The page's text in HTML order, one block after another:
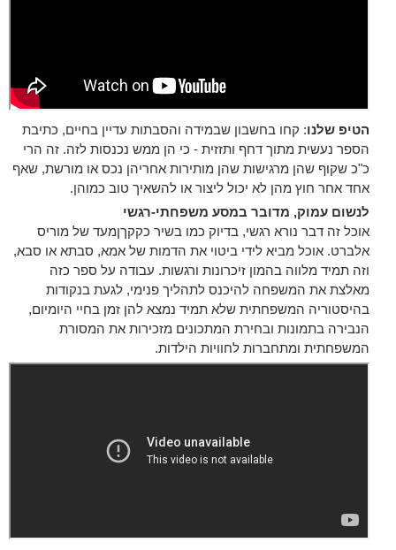
הטיפ שלנו: קחו בחשבון שבמידה והסבתות עדיין בחיים, כתיבת
הספר נעשית מתוך דחף ותזזית - כי הן ממש נכנסות לזה. זה הרי
כ"כ שקוף שהן מרגישות שהן מותירות אחריהן נכס או מורשת, שאף
אחד אחר חוץ מהן לא יכול ליצור או להשאיך טוב כמוהן.
לנשום עמוק, מדובר במסע משפחתי-רגשי
אוכל זה דבר נורא רגשי, בדיוק כמו בשיר כקקךןמעד של מוריס
אלברט. אוכל מביא לידי ביטוי את הדמות של אמא, סבתא או סבא,
וזה תמיד מלווה בהמון זיכרונות ורגשות. עבודה על ספר כזה
מאלצת את המשפחה להיכנס לתהליך פנימי, לגעת בנקודות
בהיסטוריה המשפחתית שלא תמיד נמצא להן זמן בחיי היומיום,
הנבירה בתמונות ובחירת המתכונים מזכירות את המסורת
המשפחתית ומתחברות לחוויות הילדות.